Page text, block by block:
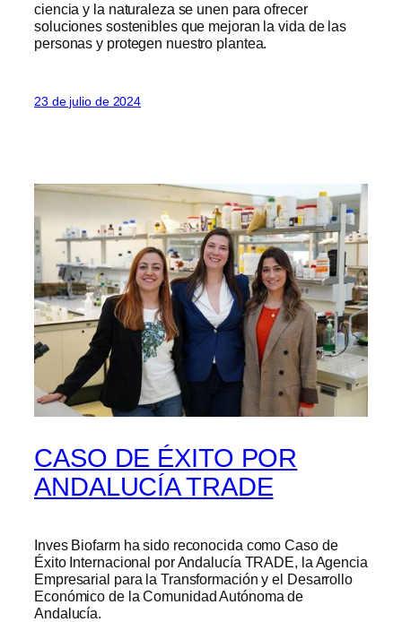
ciencia y la naturaleza se unen para ofrecer
soluciones sostenibles que mejoran la vida de las
personas y protegen nuestro plantea.
23 de julio de 2024
CASO DE ÉXITO POR
ANDALUCÍA TRADE
Inves Biofarm ha sido reconocida como Caso de
Éxito Internacional por Andalucía TRADE, la Agencia
Empresarial para la Transformación y el Desarrollo
Económico de la Comunidad Autónoma de
Andalucía.